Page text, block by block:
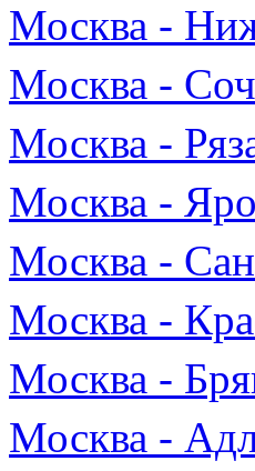
Москва -
Москва -
Москва -
Москва -
Москва -
Москва -
Москва -
Москва -